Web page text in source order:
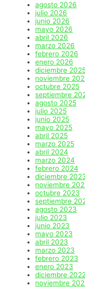
agosto 2026
julio 2026
junio 2026
mayo 2026
abril 2026
marzo 2026
febrero 2026
enero 2026
diciembre
noviembre
octubre 2025
septiembre
agosto 2025
julio 2025
junio 2025
mayo 2025
abril 2025
marzo 2025
abril 2024
marzo 2024
febrero 2024
diciembre
noviembre
octubre 2023
septiembre
agosto 2023
julio 2023
junio 2023
mayo 2023
abril 2023
marzo 2023
febrero 2023
enero 2023
diciembre
noviembre